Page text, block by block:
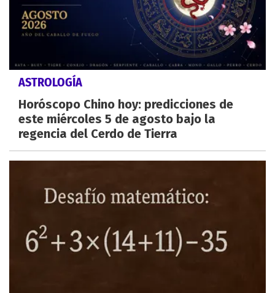
ASTROLOGÍA
Horóscopo Chino hoy: predicciones de
este miércoles 5 de agosto bajo la
regencia del Cerdo de Tierra